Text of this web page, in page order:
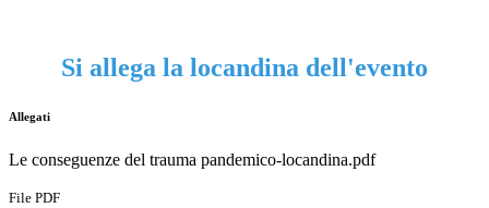
Si allega la locandina dell'evento
Allegati
Le conseguenze del trauma pandemico-locandina.pdf
File PDF